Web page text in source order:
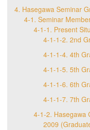
4. Hasegawa Seminar
4-1. Seminar
4-1-1. Present
4-1-1-2. 2nd
4-1-1-4. 4th
4-1-1-5. 5th
4-1-1-6. 6th
4-1-1-7. 7th
4-1-2. Hasegawa
2009